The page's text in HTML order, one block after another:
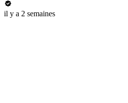
il y a 2 semaines